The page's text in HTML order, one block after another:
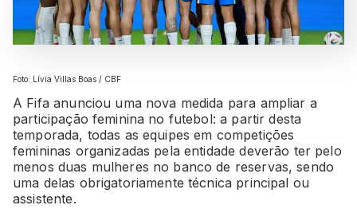
Foto: Lívia Villas Boas / CBF
A Fifa anunciou uma nova medida para ampliar a
participação feminina no futebol: a partir desta
temporada, todas as equipes em competições
femininas organizadas pela entidade deverão ter pelo
menos duas mulheres no banco de reservas, sendo
uma delas obrigatoriamente técnica principal ou
assistente.